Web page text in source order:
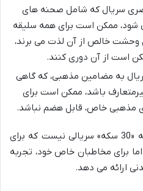
سریال که شامل صحنه های
ممکن است برای همه سلیقه
وحشت خالص از آن لذت می برند،
است از آن دوری کنند.
به مضامین مذهبی، که گاهی
باشد، ممکن است برای
مذهبی خاص، قابل هضم نباشد.
این تفاوت ها نشان می دهند که «30 سکه» سریالی نیست که برای
برای مخاطبان خاص خود، تجربه
ارائه می دهد.